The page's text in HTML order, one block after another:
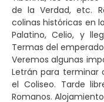
de la Verdad, etc.
colinas históricas en
Palatino, Celio, y
Termas del
Veremos algunas
Letrán para terminar
el Coliseo. Tarde
Romanos.